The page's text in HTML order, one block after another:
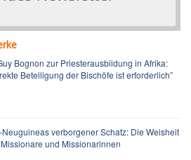
Bognon zur Priesterausbildung in Afrika:
Beteiligung der Bischöfe ist erforderlich”
Neuguineas verborgener Schatz: Die Weisheit
und Missionarinnen